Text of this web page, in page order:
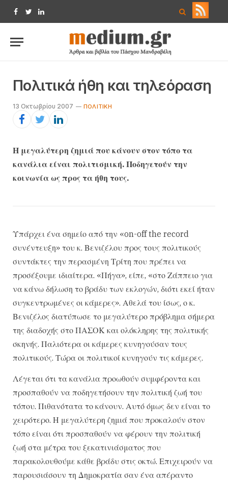
Facebook
TwitterLinkedIn
Πολιτικά ήθη και τηλεόραση
13 Οκτωβρίου 2007 ΠΟΛΙΤΙΚΉ
Η μεγαλύτερη ζημιά που κάνουν στον τόπο τα
κανάλια είναι πολιτισμική. Ποδηγετούν την
κοινωνία ως προς τα ήθη τους.
Υπάρχει ένα σημείο από την «on-off the record
συνέντευξη» του κ. Βενιζέλου προς τους πολιτικούς
συντάκτες την περασμένη Τρίτη που πρέπει να
προσέξουμε ιδιαίτερα. «Πήγα», είπε, «στο Ζάππειο για
να κάνω δήλωση το βράδυ των εκλογών, διότι εκεί ήταν
συγκεντρωμένες οι κάμερες». Αθελά του ίσως, ο κ.
Βενιζέλος διατύπωσε το μεγαλύτερο πρόβλημα σήμερα
της διαδοχής στο ΠΑΣΟΚ και ολόκληρης της πολιτικής
σκηνής. Παλιότερα οι κάμερες κυνηγούσαν τους
πολιτικούς. Τώρα οι πολιτικοί κυνηγούν τις κάμερες.
Λέγεται ότι τα κανάλια προωθούν συμφέροντα και
προσπαθούν να ποδηγετήσουν την πολιτική ζωή του
τόπου. Πιθανότατα το κάνουν. Αυτό όμως δεν είναι το
χειρότερο. Η μεγαλύτερη ζημιά που προκαλούν στον
τόπο είναι ότι προσπαθούν να φέρουν την πολιτική
ζωή στα μέτρα του ξεκατινιάσματος που
παρακολουθούμε κάθε βράδυ στις οκτώ. Επιχειρούν να
παρουσιάσουν τη Δημοκρατία σαν ένα απέραντο